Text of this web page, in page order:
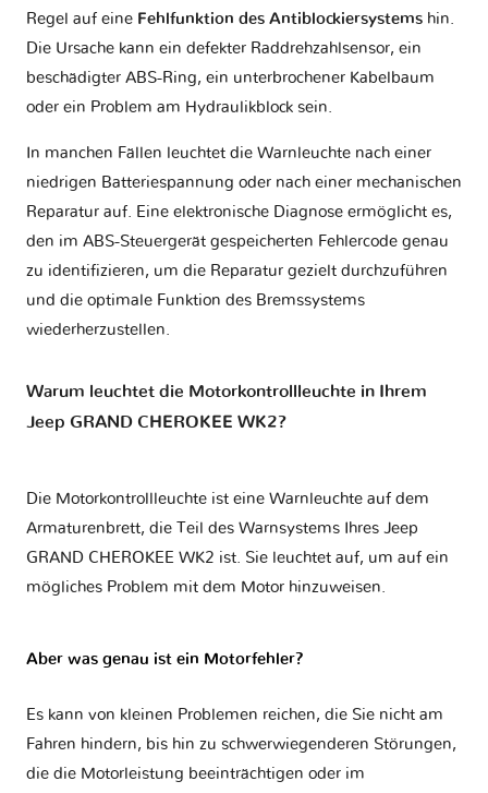
Regel auf eine Fehlfunktion des Antiblockiersystems hin.
Die Ursache kann ein defekter Raddrehzahlsensor, ein
beschädigter ABS-Ring, ein unterbrochener Kabelbaum
oder ein Problem am Hydraulikblock sein.
In manchen Fällen leuchtet die Warnleuchte nach einer
niedrigen Batteriespannung oder nach einer mechanischen
Reparatur auf. Eine elektronische Diagnose ermöglicht es,
den im ABS-Steuergerät gespeicherten Fehlercode genau
zu identifizieren, um die Reparatur gezielt durchzuführen
und die optimale Funktion des Bremssystems
wiederherzustellen.
Warum leuchtet die Motorkontrollleuchte in Ihrem
Jeep GRAND CHEROKEE WK2?
Die Motorkontrollleuchte ist eine Warnleuchte auf dem
Armaturenbrett, die Teil des Warnsystems Ihres Jeep
GRAND CHEROKEE WK2 ist. Sie leuchtet auf, um auf ein
mögliches Problem mit dem Motor hinzuweisen.
Aber was genau ist ein Motorfehler?
Es kann von kleinen Problemen reichen, die Sie nicht am
Fahren hindern, bis hin zu schwerwiegenderen Störungen,
die die Motorleistung beeinträchtigen oder im